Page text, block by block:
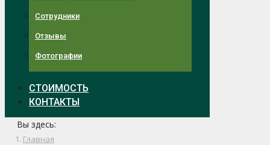
Сотрудники
Отзывы
Фотографии
СТОИМОСТЬ
КОНТАКТЫ
Вы здесь:
Главная